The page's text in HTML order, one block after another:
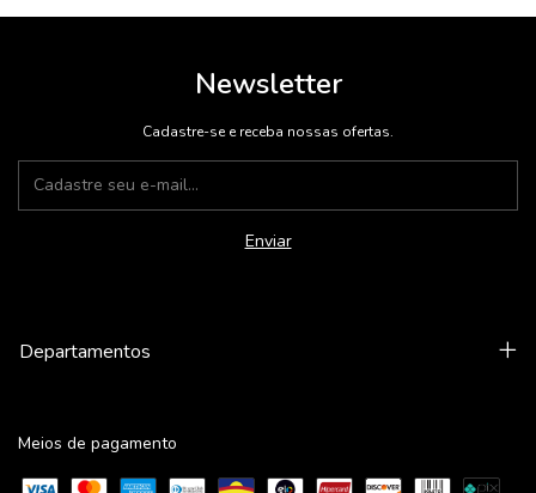
Newsletter
Cadastre-se e receba nossas ofertas.
Departamentos
Meios de pagamento